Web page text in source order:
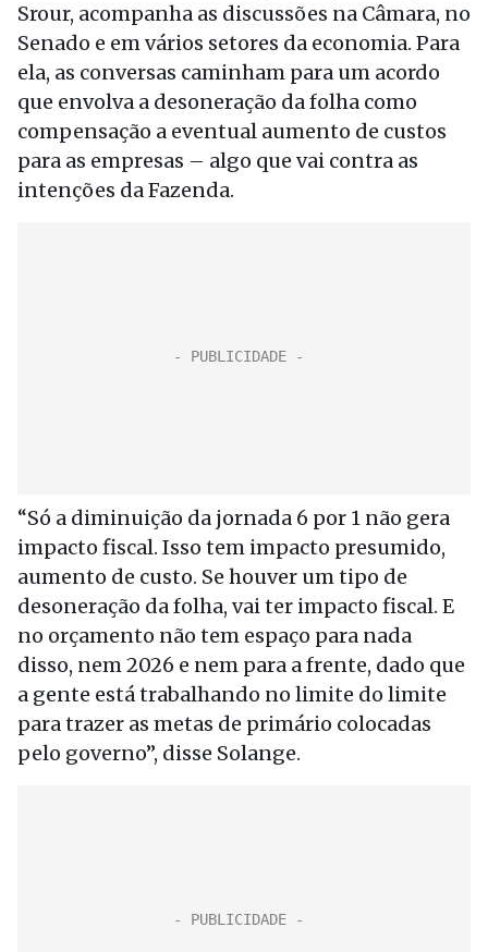
Srour, acompanha as discussões na Câmara, no
Senado e em vários setores da economia. Para
ela, as conversas caminham para um acordo
que envolva a desoneração da folha como
compensação a eventual aumento de custos
para as empresas – algo que vai contra as
intenções da Fazenda.
“Só a diminuição da jornada 6 por 1 não gera
impacto fiscal. Isso tem impacto presumido,
aumento de custo. Se houver um tipo de
desoneração da folha, vai ter impacto fiscal. E
no orçamento não tem espaço para nada
disso, nem 2026 e nem para a frente, dado que
a gente está trabalhando no limite do limite
para trazer as metas de primário colocadas
pelo governo”, disse Solange.